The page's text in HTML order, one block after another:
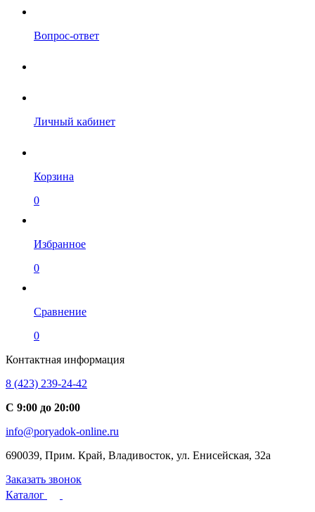
Вопрос-ответ
Личный кабинет
Корзина
0
Избранное
0
Сравнение
0
Контактная информация
8 (423) 239-24-42
С 9:00 до 20:00
info@poryadok-online.ru
690039, Прим. Край, Владивосток, ул. Енисейская, 32а
Заказать звонок
Каталог